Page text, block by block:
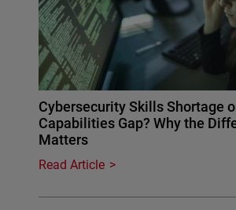
Cybersecurity Skills Shortage
Capabilities Gap? Why the
Matters
Read Article